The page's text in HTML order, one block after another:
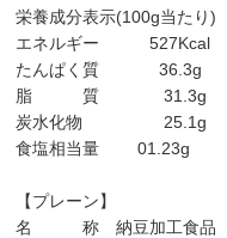
栄養成分表示(100g当たり)
エネルギー 527Kcal
たんぱく質 36.3g
脂 質 31.3g
炭水化物 25.1g
食塩相当量 01.23g
【プレーン】
名 称 納豆加工食品